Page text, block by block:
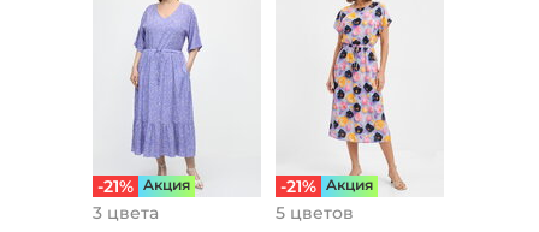
-21% Aкция
3 цвета
-21% Aкция
5 цветов